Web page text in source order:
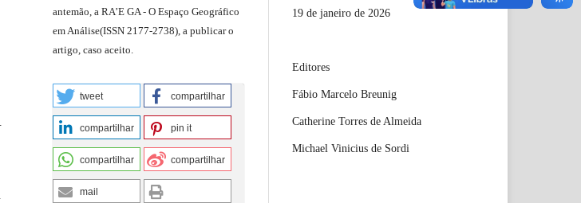
antemão, a RA’E GA - O Espaço Geográfico
em Análise(ISSN 2177-2738), a publicar o
artigo, caso aceito.
tweet compartilhar
compartilhar pin it
compartilhar compartilhar
mail
19 de janeiro de 2026
Editores
Fábio Marcelo Breunig
Catherine Torres de Almeida
Michael Vinicius de Sordi